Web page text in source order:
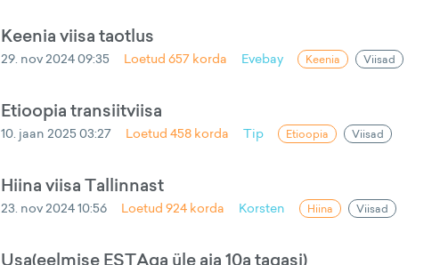
Keenia viisa taotlus
29. nov 2024 09:35 Loetud657 korda Evebay Keenia Viisad
Etioopia transiitviisa
10. jaan 2025 03:27 Loetud458 korda Tip Etioopia Viisad
Hiina viisa Tallinnast
23. nov 2024 10:56 Loetud924 korda Korsten Hiina Viisad
Usa(eelmise ESTAga üle aja 10a tagasi)